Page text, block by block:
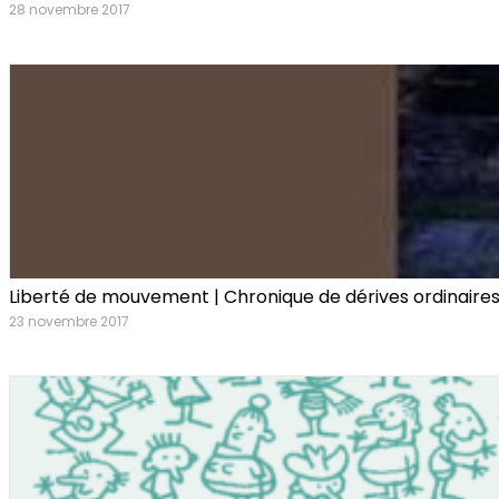
28 novembre 2017
Liberté de mouvement | Chronique de dérives ordinaires
23 novembre 2017